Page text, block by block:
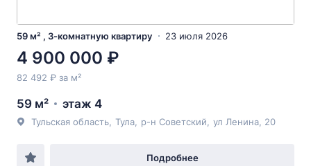
59 м² , 3-комнатную квартиру 23 июля 2026
4 900 000 ₽
82 492 ₽ за м²
59 м² этаж 4
Тульская область Тула р-н Советский ул Ленина , 20
Подробнее